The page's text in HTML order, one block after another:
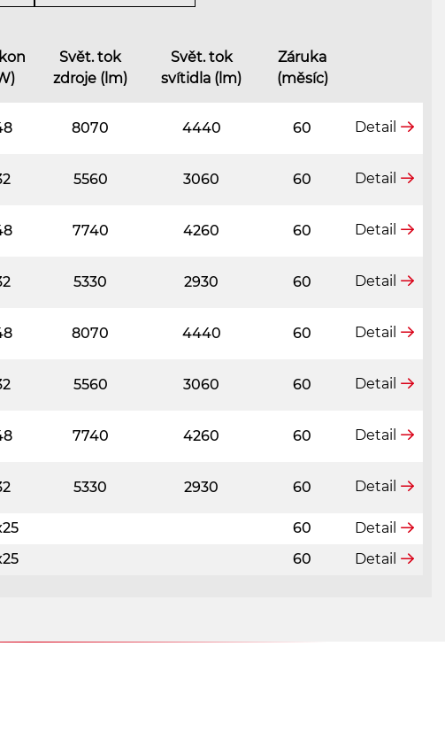
Svět. tok
zdroje (lm)
Svět. tok
svítidla (lm)
Záruka
(měsíc)
8070 4440 60 Detail
5560 3060 60 Detail
7740 4260 60 Detail
5330 2930 60 Detail
8070 4440 60 Detail
5560 3060 60 Detail
7740 4260 60 Detail
5330 2930 60 Detail
60
Detail
60 Detail